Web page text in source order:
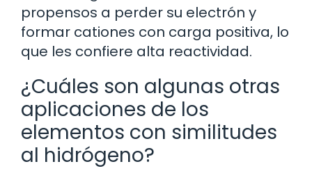
propensos a perder su electrón y
formar cationes con carga positiva, lo
que les confiere alta reactividad.
¿Cuáles son algunas otras
aplicaciones de los
elementos con similitudes
al hidrógeno?